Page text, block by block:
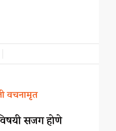
वचनामृत
सजग होणे